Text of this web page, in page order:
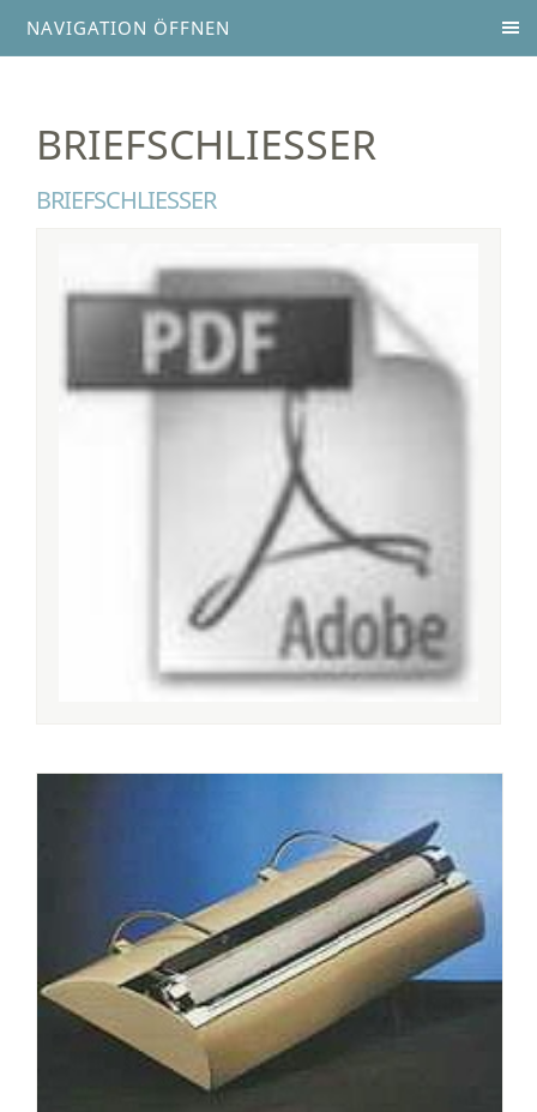
NAVIGATION ÖFFNEN
BRIEFSCHLIESSER
BRIEFSCHLIESSER